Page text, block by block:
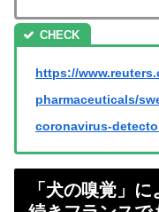
https://
pharmaceuticals/
coronavirus-
「犬の嗅覚」